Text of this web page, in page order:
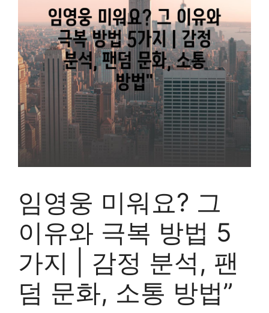
임영웅 미워요? 그
이유와 극복 방법 5
가지 | 감정 분석, 팬
덤 문화, 소통 방법”